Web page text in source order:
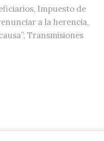
, Impuesto de
a la herencia,
,Transmisiones